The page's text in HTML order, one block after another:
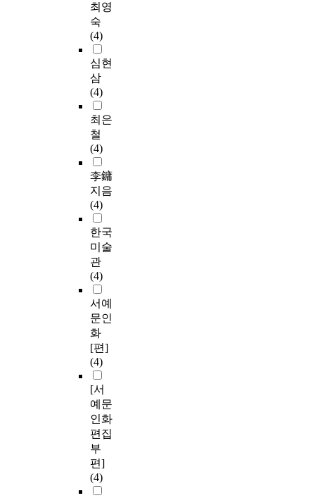
최영
숙
(4)
심현
삼
(4)
최은
철
(4)
李鏞
지음
(4)
한국
미술
관
(4)
서예
문인
화
[편]
(4)
[서
예문
인화
편집
부
편]
(4)